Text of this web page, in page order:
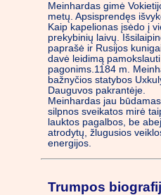
Meinhardas gimė
metų. Apsisprendęs
Kaip kapelionas įsėdo į
prekybinių laivų.
paprašė ir Rusijos
davė leidimą
pagonims.1184 m.
bažnyčios statybos
Dauguvos pakrantėje.
Meinhardas jau
silpnos sveikatos mirė
lauktos pagalbos, be
atrodytų, žlugusios
energijos.
Trumpos